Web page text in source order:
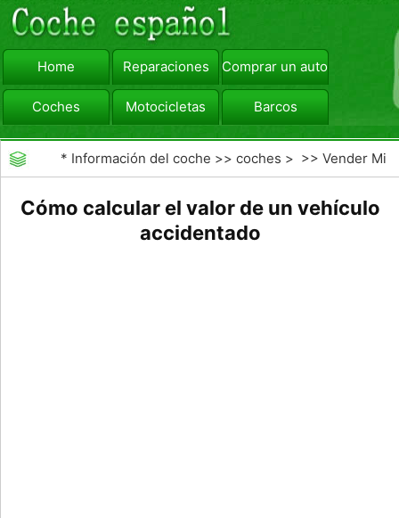
Home Reparaciones Comprar un automóvil
Coches Motocicletas Barcos
viajar Camiones
* Información del coche >>coches > >>Vender Mi
Cómo calcular el valor de un vehículo
accidentado